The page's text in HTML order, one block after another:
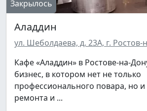
Закрылось
Аладдин
ул. Шеболдаева, д. 23А, г. Ростов-
Кафе «Аладдин» в Ростове-на-
бизнес, в котором нет не только
профессионального повара, но
ремонта и ...
Подписаться